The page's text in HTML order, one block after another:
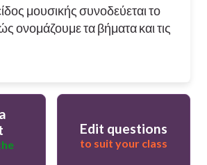
μουσικής συνοδεύεται το
ονομάζουμε τα βήματα και τις
Edit questions
to suit your class